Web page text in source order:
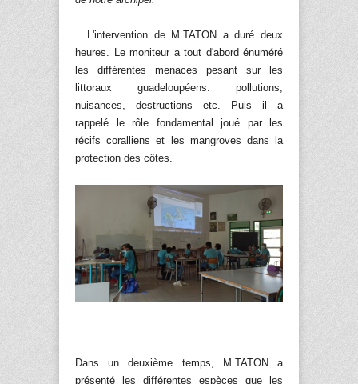
L'intervention de M.TATON a duré deux
heures. Le moniteur a tout d'abord énuméré
les différentes menaces pesant sur les
littoraux guadeloupéens: pollutions,
nuisances, destructions etc. Puis il a
rappelé le rôle fondamental joué par les
récifs coralliens et les mangroves dans la
protection des côtes.
Dans un deuxième temps, M.TATON a
présenté les différentes espèces que les